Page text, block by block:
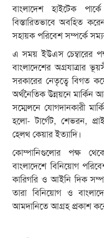
বাংলাদেশ হাইটেক
বিস্তারিতভাবে অবহিত
সহায়ক পরিবেশ সম্পর্কে
এ সময় ইউএস চেম্বারের
বাংলাদেশের অগ্রযাত্রার
সরকারের নেতৃত্বে বিগত
অর্থনৈতিক উন্নয়নে মার্কিন
সম্মেলনে যোগদানকারী
হলো- টার্গেট, শেভরন,
হেলথ কেয়ার ইত্যাদি।
কোম্পানিগুলোর পক্ষ
বাংলাদেশে বিনিয়োগ
কারিগরি ও আইনি দিক
তারা বিনিয়োগ ও
আমদানিতে আগ্রহ প্রকাশ